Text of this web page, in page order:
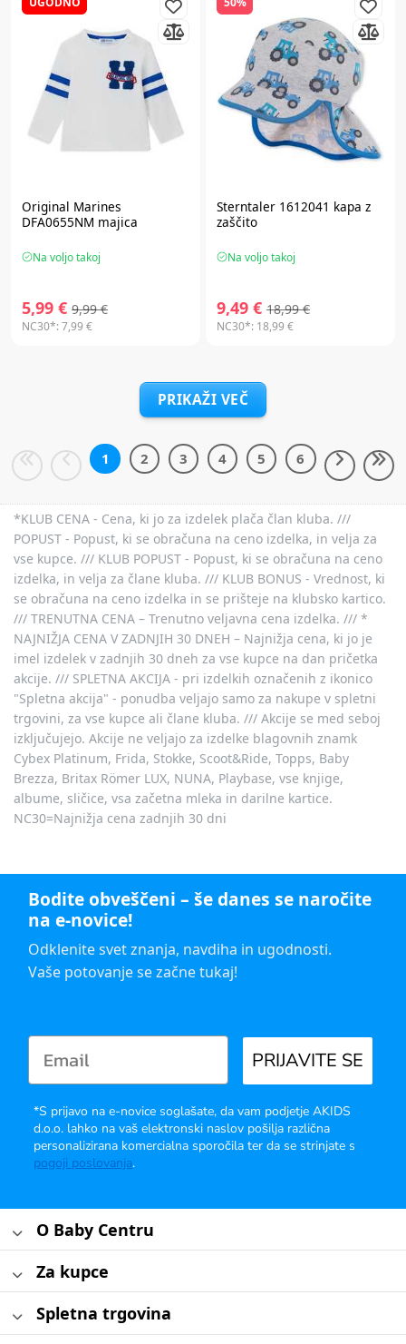
Original Marines
DFA0655NM majica
Na voljo takoj
5,99 € 9,99 €
NC30*:7,99 €
Sterntaler 1612041 kapa z
zaščito
Na voljo takoj
9,49 € 18,99 €
NC30*: 18,99 €
PRIKAŽI VEČ
1 2 3 4 5 6
*KLUB CENA - Cena, ki jo za izdelek plača član kluba. ///
POPUST - Popust, ki se obračuna na ceno izdelka, in velja za
vse kupce. /// KLUB POPUST - Popust, ki se obračuna na ceno
izdelka, in velja za člane kluba. /// KLUB BONUS - Vrednost, ki
se obračuna na ceno izdelka in se prišteje na klubsko kartico.
/// TRENUTNA CENA – Trenutno veljavna cena izdelka. /// *
NAJNIŽJA CENA V ZADNJIH 30 DNEH – Najnižja cena, ki jo je
imel izdelek v zadnjih 30 dneh za vse kupce na dan pričetka
akcije. /// SPLETNA AKCIJA - pri izdelkih označenih z ikonico
"Spletna akcija" - ponudba veljajo samo za nakupe v spletni
trgovini, za vse kupce ali člane kluba. /// Akcije se med seboj
izključujejo. Akcije ne veljajo za izdelke blagovnih znamk
Cybex Platinum, Frida, Stokke, Scoot&Ride, Topps, Baby
Brezza, Britax Römer LUX, NUNA, Playbase, vse knjige,
albume, sličice, vsa začetna mleka in darilne kartice.
NC30=Najnižja cena zadnjih 30 dni
Bodite obveščeni – še danes se naročite
na e-novice!
Odklenite svet znanja, navdiha in ugodnosti.
Vaše potovanje se začne tukaj!
PRIJAVITE SE
*S prijavo na e-novice soglašate, da vam podjetje AKIDS
d.o.o. lahko na vaš elektronski naslov pošilja različna
personalizirana komercialna sporočila ter da se strinjate s
pogoji poslovanja.
O Baby Centru
Za kupce
Spletna trgovina